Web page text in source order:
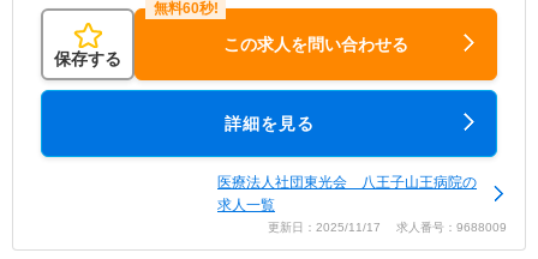
保存する
この求人を問い合わせる
詳細を見る
医療法人社団東光会 八王子山王病院の
求人一覧
更新日：2025/11/17 求人番号：9688009